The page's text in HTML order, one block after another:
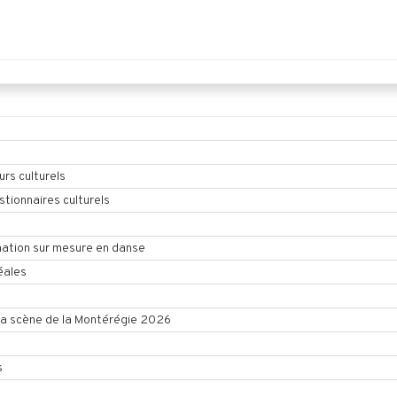
culturels
culturels
sur mesure en danse
scène de la Montérégie 2026